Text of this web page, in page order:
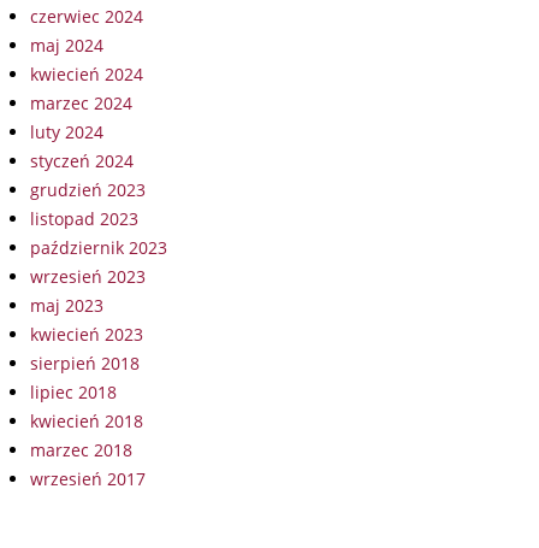
czerwiec 2024
maj 2024
kwiecień 2024
marzec 2024
luty 2024
styczeń 2024
grudzień 2023
listopad 2023
październik 2023
wrzesień 2023
maj 2023
kwiecień 2023
sierpień 2018
lipiec 2018
kwiecień 2018
marzec 2018
wrzesień 2017